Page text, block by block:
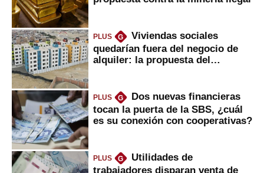
PLUS G
Viviendas sociales
quedarían fuera del negocio de
alquiler: la propuesta del
PLUS G
Dos nuevas financieras
tocan la puerta de la SBS, ¿cuál
es su conexión con cooperativas?
PLUS G
Utilidades de
trabajadores disparan venta de